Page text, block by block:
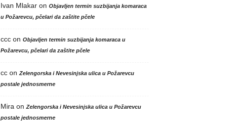
Ivan Mlakaron Objavljen termin suzbijanja komaraca
u Požarevcu, pčelari da zaštite pčele
cccon Objavljen termin suzbijanja komaraca u
Požarevcu, pčelari da zaštite pčele
ccon Zelengorska i Nevesinjska ulica u Požarevcu
postale jednosmerne
Mira on Zelengorska i Nevesinjska ulica u Požarevcu
postale jednosmerne